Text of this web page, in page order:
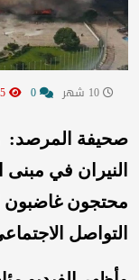
صحيفة المرصد:
النيران في مبنى
محتجون غاضبون
التواصل